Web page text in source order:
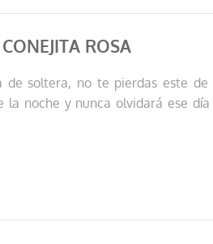
ROSA
soltera, no te pierdas este
noche y nunca olvidará ese